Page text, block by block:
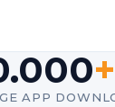
+
APP